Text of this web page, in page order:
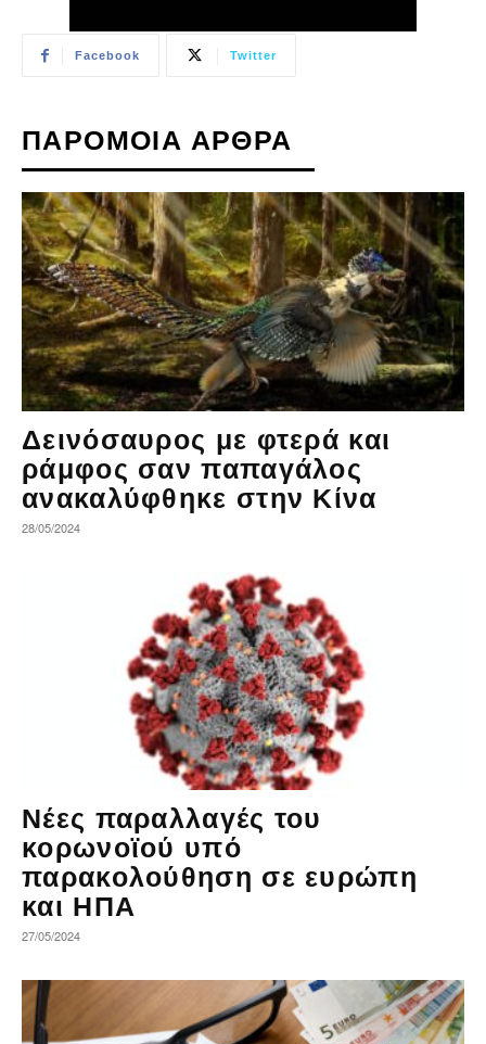
Facebook Twitter
ΠΑΡΟΜΟΙΑ ΑΡΘΡΑ
Δεινόσαυρος με φτερά και
ράμφος σαν παπαγάλος
ανακαλύφθηκε στην Κίνα
28/05/2024
Νέες παραλλαγές του
κορωνοϊού υπό
παρακολούθηση σε ευρώπη
και ΗΠΑ
27/05/2024